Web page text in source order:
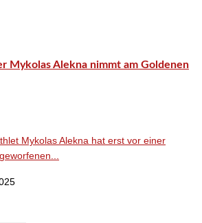
Mykolas Alekna nimmt am Goldenen
Mykolas Alekna hat erst vor einer